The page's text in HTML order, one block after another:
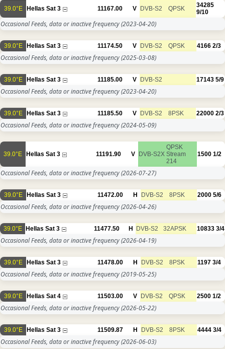
39.0°E Hellas Sat 3 11167.00 V DVB-S2 QPSK
34285
9/10
Occasional Feeds, data or inactive frequency(2023-04-20)
39.0°E Hellas Sat 3 11174.50 V DVB-S2 QPSK 4166 2/3
Occasional Feeds, data or inactive frequency(2025-03-08)
39.0°E Hellas Sat 3 11185.00 V DVB-S2 17143 5/9
Occasional Feeds, data or inactive frequency(2023-04-20)
39.0°E Hellas Sat 3 11185.50 V DVB-S2 8PSK 22000 2/3
Occasional Feeds, data or inactive frequency(2024-05-09)
39.0°E Hellas Sat 3 11191.90 V DVB-S2X
QPSK
Stream
214
1500 1/2
Occasional Feeds, data or inactive frequency(2026-07-27)
39.0°E Hellas Sat 3 11472.00 H DVB-S2 8PSK 2000 5/6
Occasional Feeds, data or inactive frequency(2026-04-26)
39.0°E Hellas Sat 3 11477.50 H DVB-S2 32APSK 10833 3/4
Occasional Feeds, data or inactive frequency(2026-04-19)
39.0°E Hellas Sat 3 11478.00 H DVB-S2 8PSK 1197 3/4
Occasional Feeds, data or inactive frequency(2019-05-25)
39.0°E Hellas Sat 4 11503.00 V DVB-S2 QPSK 2500 1/2
Occasional Feeds, data or inactive frequency(2026-05-22)
39.0°E Hellas Sat 3 11509.87 H DVB-S2 8PSK 4444 3/4
Occasional Feeds, data or inactive frequency(2026-06-03)